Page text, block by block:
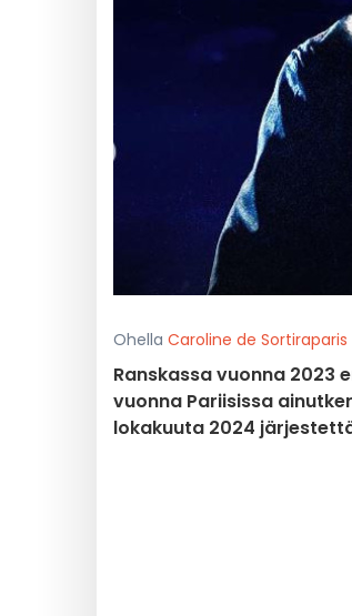
Ohella Caroline de Sortiraparis
Ranskassa vuonna
vuonna Pariisissa
lokakuuta 2024